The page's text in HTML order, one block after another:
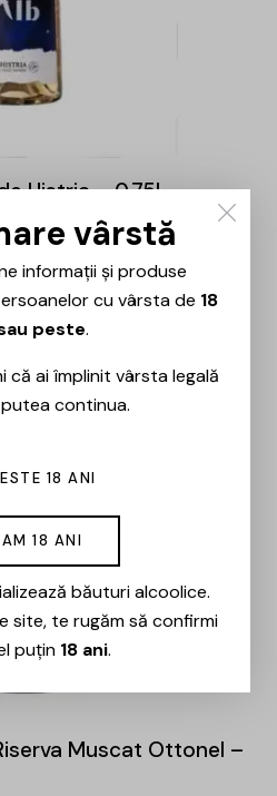
Histria – 0.75L
Muscat Ottonel –
vârstă
informații și produse
cu vârsta de 18
peste.
că ai împlinit vârsta legală
continua.
18 ANI
18 ANI
băuturi alcoolice.
site, te rugăm să confirmi
puțin 18 ani.